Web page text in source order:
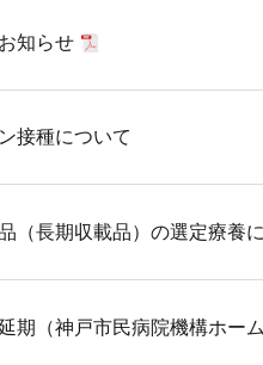
知らせ
接種について
（長期収載品）の選定療養
期（神戸市民病院機構ホーム